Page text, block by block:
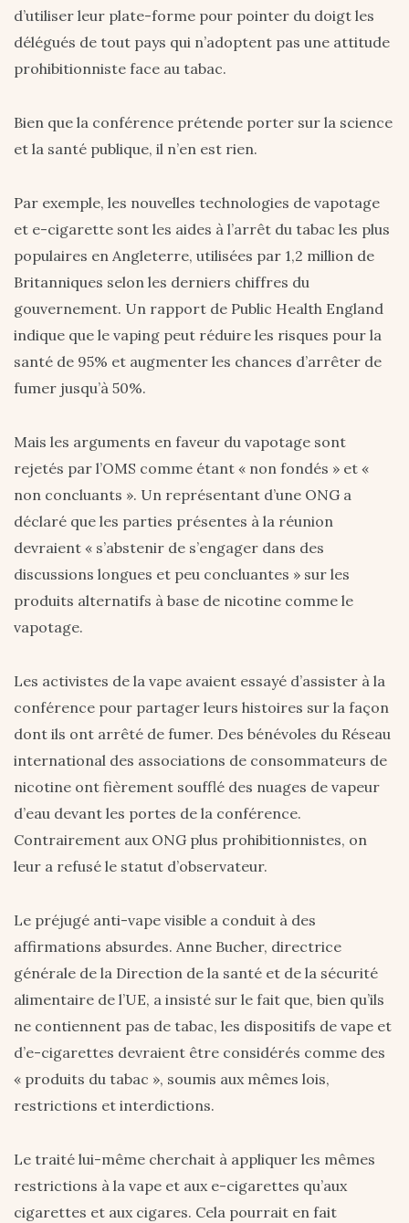
d’utiliser leur plate-forme pour pointer du doigt les
délégués de tout pays qui n’adoptent pas une attitude
prohibitionniste face au tabac.
Bien que la conférence prétende porter sur la science
et la santé publique, il n’en est rien.
Par exemple, les nouvelles technologies de vapotage
et e-cigarette sont les aides à l’arrêt du tabac les plus
populaires en Angleterre, utilisées par 1,2 million de
Britanniques selon les derniers chiffres du
gouvernement. Un rapport de Public Health England
indique que le vaping peut réduire les risques pour la
santé de 95% et augmenter les chances d’arrêter de
fumer jusqu’à 50%.
Mais les arguments en faveur du vapotage sont
rejetés par l’OMS comme étant « non fondés » et «
non concluants ». Un représentant d’une ONG a
déclaré que les parties présentes à la réunion
devraient « s’abstenir de s’engager dans des
discussions longues et peu concluantes » sur les
produits alternatifs à base de nicotine comme le
vapotage.
Les activistes de la vape avaient essayé d’assister à la
conférence pour partager leurs histoires sur la façon
dont ils ont arrêté de fumer. Des bénévoles du Réseau
international des associations de consommateurs de
nicotine ont fièrement soufflé des nuages de vapeur
d’eau devant les portes de la conférence.
Contrairement aux ONG plus prohibitionnistes, on
leur a refusé le statut d’observateur.
Le préjugé anti-vape visible a conduit à des
affirmations absurdes. Anne Bucher, directrice
générale de la Direction de la santé et de la sécurité
alimentaire de l’UE, a insisté sur le fait que, bien qu’ils
ne contiennent pas de tabac, les dispositifs de vape et
d’e-cigarettes devraient être considérés comme des
« produits du tabac », soumis aux mêmes lois,
restrictions et interdictions.
Le traité lui-même cherchait à appliquer les mêmes
restrictions à la vape et aux e-cigarettes qu’aux
cigarettes et aux cigares. Cela pourrait en fait